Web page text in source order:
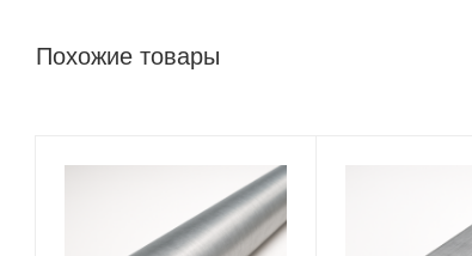
Похожие товары